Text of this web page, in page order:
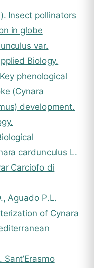
Insect pollinators
in globe
var.
Biology.
phenological
(Cynara
development.
cardunculus L.
Carciofo di
Aguado P.L.
of Cynara